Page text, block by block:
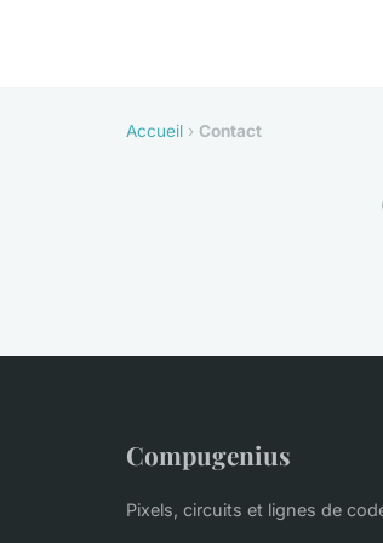
Accueil › Contact
Compugenius
Pixels, circuits et lignes de